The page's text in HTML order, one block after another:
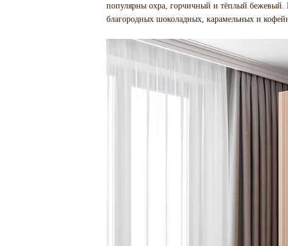
популярны охра, горчичный и тёплый бежевый.
благородных шоколадных, карамельных и